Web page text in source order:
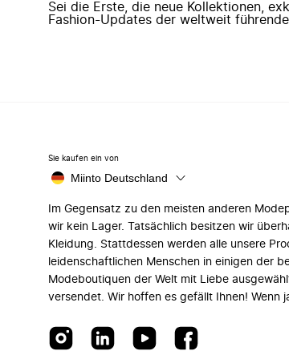
Sei die Erste, die neue Kollektionen,
Fashion-Updates der weltweit
Sie kaufen ein von
Miinto Deutschland
Im Gegensatz zu den meisten anderen
wir kein Lager. Tatsächlich besitzen wir
Kleidung. Stattdessen werden alle unsere
leidenschaftlichen Menschen in einigen der
Modeboutiquen der Welt mit Liebe
versendet. Wir hoffen es gefällt Ihnen! Wenn